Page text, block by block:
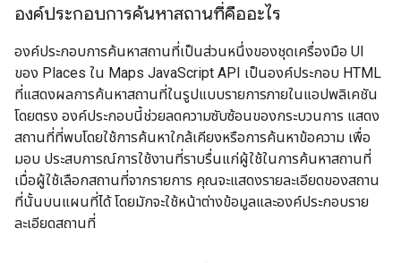
องค์ประกอบการค้นหาสถานที่คืออะไร
องค์ประกอบการค้นหาสถานที่เป็นส่วนหนึ่งของชุดเครื่องมือ UI
ของ Places ใน Maps JavaScript API เป็นองค์ประกอบ HTML
ที่แสดงผลการค้นหาสถานที่ในรูปแบบรายการภายในแอปพลิเคชัน
โดยตรง องค์ประกอบนี้ช่วยลดความซับซ้อนของกระบวนการ แสดง
สถานที่ที่พบโดยใช้การค้นหาใกล้เคียงหรือการค้นหาข้อความ เพื่อ
มอบ ประสบการณ์การใช้งานที่ราบรื่นแก่ผู้ใช้ในการค้นหาสถานที่
เมื่อผู้ใช้เลือกสถานที่จากรายการ คุณจะแสดงรายละเอียดของสถาน
ที่นั้นบนแผนที่ได้ โดยมักจะใช้หน้าต่างข้อมูลและองค์ประกอบราย
ละเอียดสถานที่